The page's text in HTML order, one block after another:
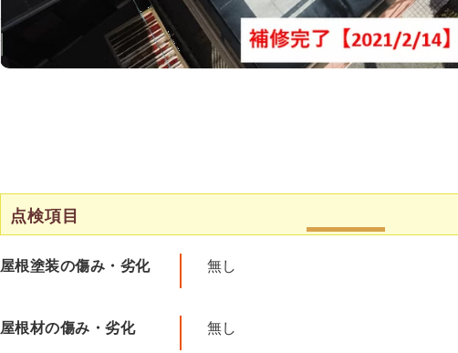
点検項目
屋根塗装の傷み・劣化 無し
屋根材の傷み・劣化 無し